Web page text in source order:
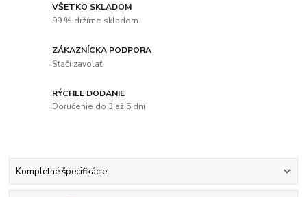
VŠETKO SKLADOM
99 % držíme skladom
ZÁKAZNÍCKA PODPORA
Stačí zavolať
RÝCHLE DODANIE
Doručenie do 3 až 5 dní
Kompletné špecifikácie